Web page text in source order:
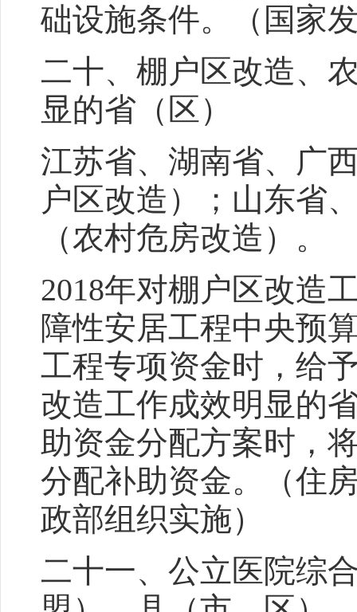
础设施条件。（国家
二十、棚户区改造、
显的省（区）
江苏省、湖南省、广
户区改造）；山东省
（农村危房改造）。
2018年对棚户区改造
障性安居工程中央预
工程专项资金时，给
改造工作成效明显的
助资金分配方案时，
分配补助资金。（住
政部组织实施）
二十一、公立医院综